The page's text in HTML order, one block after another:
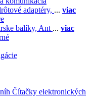
adaptéry, ... viac
balíky, Ant ... viac
Čítačky elektronických